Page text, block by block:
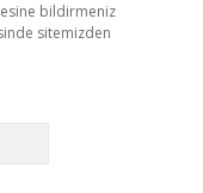
bildirmeniz
sitemizden